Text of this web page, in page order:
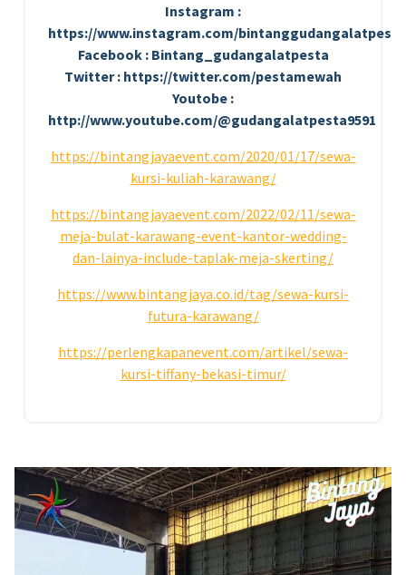
Instagram :
https://www.instagram.com/
Facebook : Bintang_gudangalatpesta
Twitter : https://twitter.com/pestamewah
Youtobe :
http://www.youtube.com/@gudangalatpesta9591
https://bintangjayaevent.com/2020/01/17/sewa-
kursi-kuliah-karawang/
https://bintangjayaevent.com/2022/02/11/sewa-
meja-bulat-karawang-event-kantor-wedding-
dan-lainya-include-taplak-meja-skerting/
https://www.bintangjaya.co.id/tag/sewa-kursi-
futura-karawang/
https://perlengkapanevent.com/artikel/sewa-
kursi-tiffany-bekasi-timur/